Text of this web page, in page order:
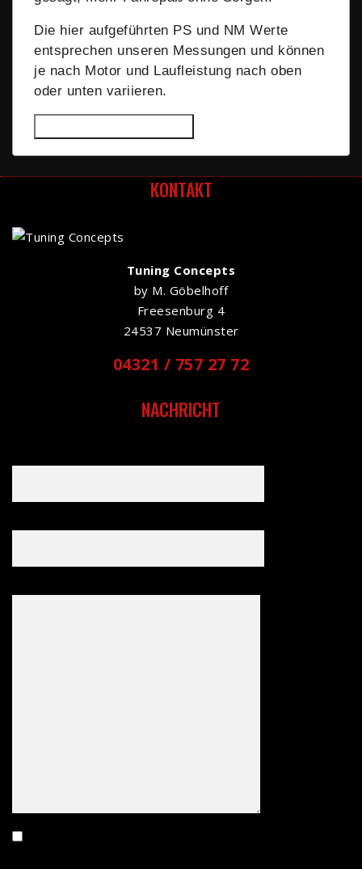
Die hier aufgeführten PS und NM Werte
entsprechen unseren Messungen und können
je nach Motor und Laufleistung nach oben
oder unten variieren.
KONTAKT
Tuning Concepts
by M. Göbelhoff
Freesenburg 4
24537 Neumünster
04321 / 757 27 72
NACHRICHT